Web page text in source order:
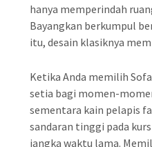
hanya memperindah
Bayangkan berkumpul
itu, desain klasiknya
Ketika Anda memilih
setia bagi momen-
sementara kain pelapis
sandaran tinggi pada
jangka waktu lama.